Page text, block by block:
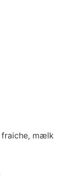
fraiche, mælk